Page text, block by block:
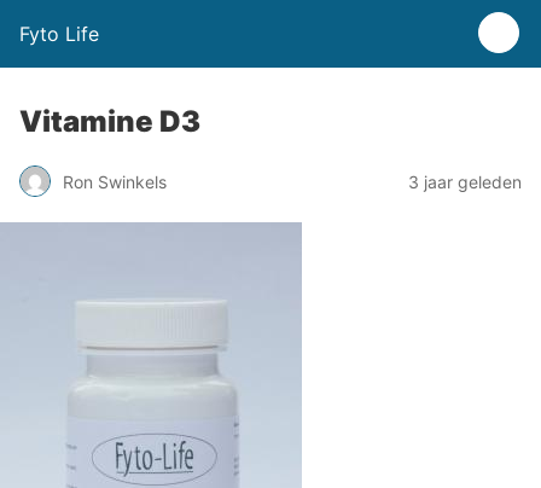
Fyto Life
Vitamine D3
Ron Swinkels 3 jaar geleden